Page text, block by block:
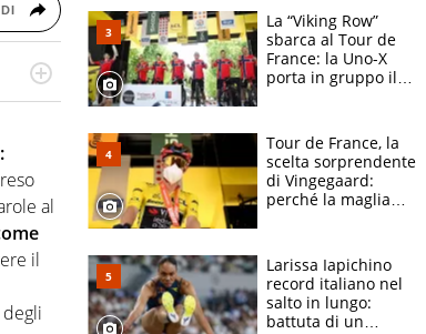
a
al
il
mirino
La “Viking Row”
sbarca al Tour de
France: la Uno-X
porta in gruppo il
compagni
Tour de France, la
scelta sorprendente
di Vingegaard:
perché la maglia
rischio da evitare
Larissa Iapichino
record italiano nel
salto in lungo:
battuta di un